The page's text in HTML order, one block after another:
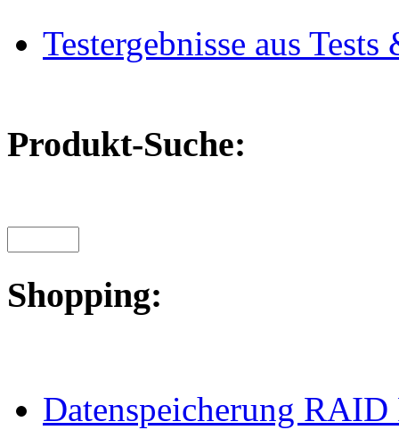
Testergebnisse aus
Produkt-Suche:
Shopping:
Datenspeicherung